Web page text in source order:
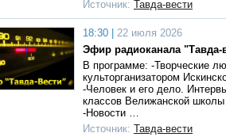
Источник: Тавда-вести
18:30 |
22 июля 2026
Эфир радиоканала "Тавда-
В программе: -Творческие
культорганизатором
-Человек и его дело.
классов Велижанской
-Новости …
Источник: Тавда-вести